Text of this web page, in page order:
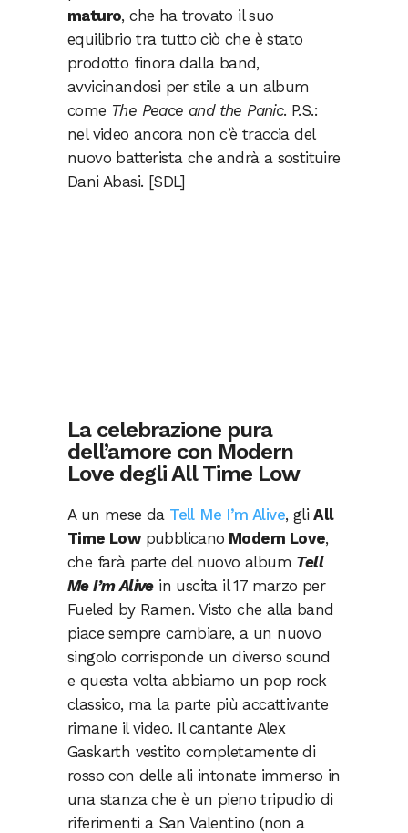
maturo, che ha trovato il suo
equilibrio tra tutto ciò che è stato
prodotto finora dalla band,
avvicinandosi per stile a un album
come The Peace and the Panic. P.S.:
nel video ancora non c’è traccia del
nuovo batterista che andrà a sostituire
Dani Abasi. [SDL]
La celebrazione pura
dell’amore con Modern
Love degli All Time Low
A un mese da Tell Me I’m Alive, gliAll
Time Lowpubblicano Modern Love,
che farà parte del nuovo album Tell
Me I’m Alivein uscita il 17 marzo per
Fueled by Ramen. Visto che alla band
piace sempre cambiare, a un nuovo
singolo corrisponde un diverso sound
e questa volta abbiamo un pop rock
classico, ma la parte più accattivante
rimane il video. Il cantante Alex
Gaskarth vestito completamente di
rosso con delle ali intonate immerso in
una stanza che è un pieno tripudio di
riferimenti a San Valentino (non a